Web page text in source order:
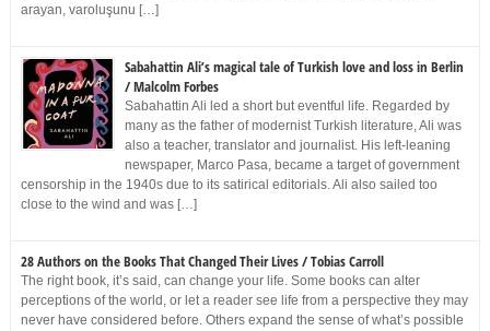
arayan, varoluşunu […]
Sabahattin Ali’s magical tale of Turkish love and loss in Berlin
/ Malcolm Forbes
Sabahattin Ali led a short but eventful life. Regarded by
many as the father of modernist Turkish literature, Ali was
also a teacher, translator and journalist. His left-leaning
newspaper, Marco Pasa, became a target of government
censorship in the 1940s due to its satirical editorials. Ali also sailed too
close to the wind and was […]
28 Authors on the Books That Changed Their Lives / Tobias Carroll
The right book, it’s said, can change your life. Some books can alter
perceptions of the world, or let a reader see life from a perspective they may
never have considered before. Others expand the sense of what’s possible